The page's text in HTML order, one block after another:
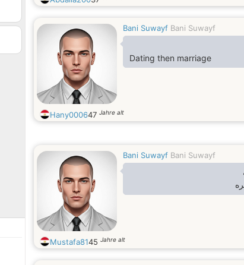
Bani Suwayf Bani Suwayf
Dating then marriage
Hany000647 Jahre alt
Bani Suwayf Bani Suwayf
Mustafa8145 Jahre alt